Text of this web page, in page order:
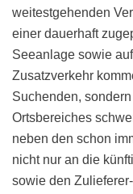
weitestgehenden
einer dauerhaft
Seeanlage sowie
Zusatzverkehr
Suchenden,
Ortsbereiches
neben den schon
nicht nur an die
sowie den